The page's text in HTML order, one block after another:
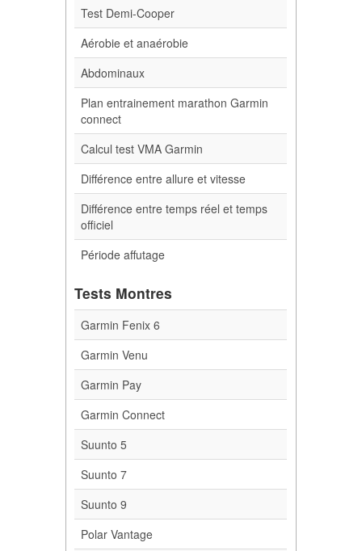
Test Demi-Cooper
Aérobie et anaérobie
Abdominaux
Plan entrainement marathon Garmin
connect
Calcul test VMA Garmin
Différence entre allure et vitesse
Différence entre temps réel et temps
officiel
Période affutage
Tests Montres
Garmin Fenix 6
Garmin Venu
Garmin Pay
Garmin Connect
Suunto 5
Suunto 7
Suunto 9
Polar Vantage